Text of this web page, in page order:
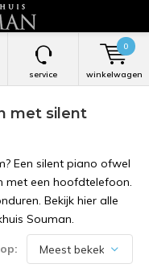
service winkelwagen
0
met silent
Een silent piano ofwel
met een hoofdtelefoon.
Bekijk hier alle
Souman.